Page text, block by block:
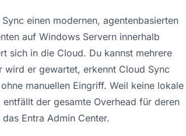
einen modernen, agentenbasierten
auf Windows Servern innerhalb
sich in die Cloud. Du kannst mehrere
wird er gewartet, erkennt Cloud Sync
manuellen Eingriff. Weil keine lokale
der gesamte Overhead für deren
Entra Admin Center.